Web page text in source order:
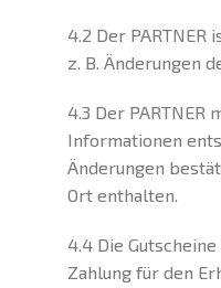
4.2 Der
z. B. Änderungen
4.3 Der
Informationen
Änderungen
Ort enthalten.
4.4 Die
Zahlung für den